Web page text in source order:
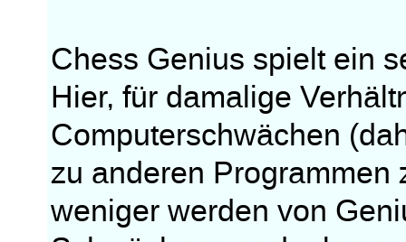
Chess Genius spielt ein
Hier, für damalige
Computerschwächen
zu anderen Programmen
weniger werden von